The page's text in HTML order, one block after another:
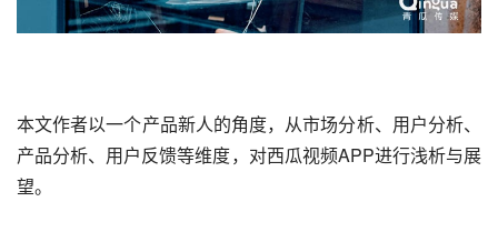
本文作者以一个产品新人的角度，从市场分析、用户分析、
产品分析、用户反馈等维度，对西瓜视频APP进行浅析与展
望。